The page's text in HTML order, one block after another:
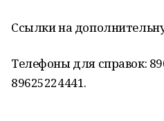
Ссылки на
Телефоны для справок:
89625224441.